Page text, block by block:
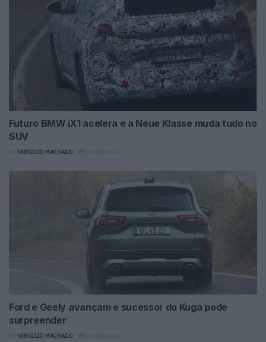
Futuro BMW iX1 acelera e a Neue Klasse muda tudo no
SUV
VIRGILIO MACHADO
Ford e Geely avançam e sucessor do Kuga pode
surpreender
VIRGILIO MACHADO